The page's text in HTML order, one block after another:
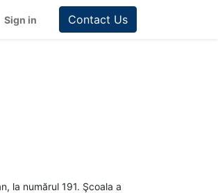
Sign in Contact Us
la numărul 191. Şcoala a